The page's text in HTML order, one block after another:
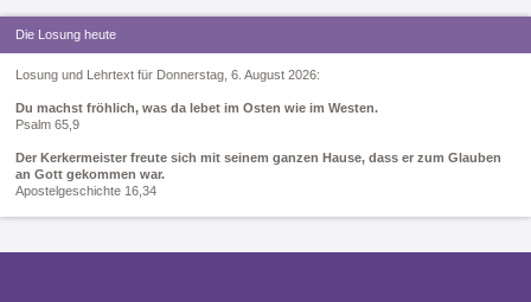
Die Losung heute
Losung und Lehrtext für Donnerstag, 6. August 2026:
Du machst fröhlich, was da lebet im Osten wie im Westen.
Psalm 65,9
Der Kerkermeister freute sich mit seinem ganzen Hause, dass er zum Glauben
an Gott gekommen war.
Apostelgeschichte 16,34